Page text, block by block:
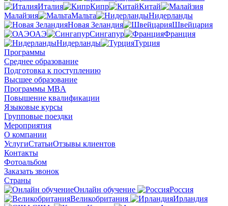
Италия
Кипр
Китай
Малайзия
Мальта
Нидерланды
Новая Зеландия
Швейцария
ОАЭ
Сингапур
Франция
Нидерланды
Турция
Программы
Среднее образование
Подготовка к поступлению
Высшее образование
Программы MBA
Повышение квалификации
Языковые курсы
Групповые поездки
Мероприятия
О компании
УслугиСтатьиОтзывы клиентов
Контакты
Фотоальбом
Заказать звонок
Страны
Онлайн обучение
Россия
Великобритания
Ирландия